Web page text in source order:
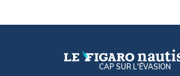
CAP SUR L'ÉVASION